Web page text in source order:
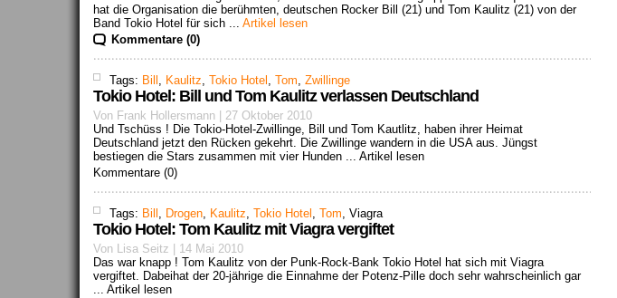
hat die Organisation die berühmten, deutschen Rocker Bill (21) und Tom Kaulitz (21) von der
Band Tokio Hotel für sich ... Artikel lesen
Kommentare (0)
Tags: Bill , Kaulitz, Tokio Hotel , Tom, Zwillinge
Tokio Hotel: Bill und Tom Kaulitz verlassen Deutschland
Von Frank Hollersmann | 27 Oktober 2010
Und Tschüss ! Die Tokio-Hotel-Zwillinge, Bill und Tom Kautlitz, haben ihrer Heimat
Deutschland jetzt den Rücken gekehrt. Die Zwillinge wandern in die USA aus. Jüngst
bestiegen die Stars zusammen mit vier Hunden ... Artikel lesen
Kommentare (0)
Tags: Bill , Drogen, Kaulitz, Tokio Hotel , Tom, Viagra
Tokio Hotel: Tom Kaulitz mit Viagra vergiftet
Von Lisa Seitz | 14 Mai 2010
Das war knapp ! Tom Kaulitz von der Punk-Rock-Bank Tokio Hotel hat sich mit Viagra
vergiftet. Dabeihat der 20-jährige die Einnahme der Potenz-Pille doch sehr wahrscheinlich gar
... Artikel lesen